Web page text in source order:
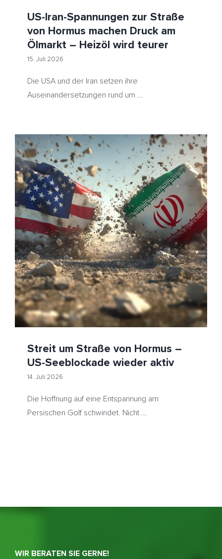
US-Iran-Spannungen zur Straße
von Hormus machen Druck am
Ölmarkt – Heizöl wird teurer
15. Juli 2026
Die USA und der Iran setzen ihre
Auseinandersetzungen rund um ...
Streit um Straße von Hormus – US-Seeblockade
wieder aktiv
HeizölNews
Streit um Straße von Hormus –
US-Seeblockade wieder aktiv
14. Juli 2026
Die Hoffnung auf eine Entspannung am
Persischen Golf schwindet. Nicht ...
WIR BERATEN SIE GERNE!